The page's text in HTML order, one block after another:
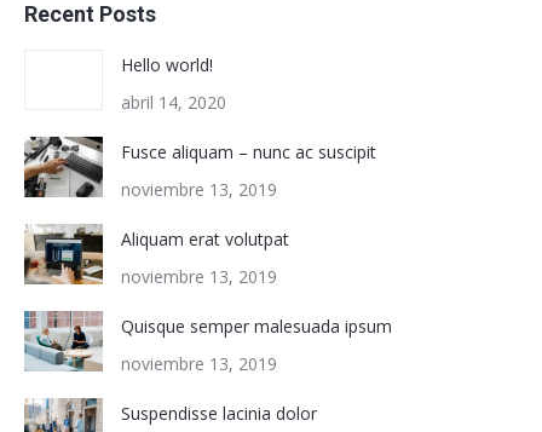
Recent Posts
Hello world!
abril 14, 2020
Fusce aliquam – nunc ac suscipit
noviembre 13, 2019
Aliquam erat volutpat
noviembre 13, 2019
Quisque semper malesuada ipsum
noviembre 13, 2019
Suspendisse lacinia dolor